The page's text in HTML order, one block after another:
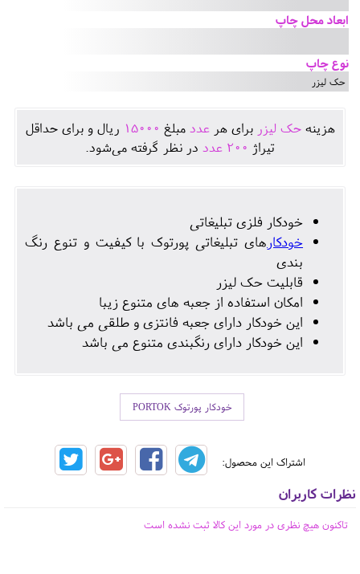
ابعاد محل چاپ
نوع چاپ
حک لیزر
هزينهحک لیزر برای هرعدد مبلغ 15000 ريال و برای حداقل
تيراژ 200 عدد در نظر گرفته می‌شود.
خودکار فلزی تبلیغاتی
خودکار های تبلیغاتی پورتوک با کیفیت و تنوع رنگ
بندی
قابلیت حک لیزر
امکان استفاده از جعبه های متنوع زیبا
این خودکار دارای جعبه فانتزی و طلقی می باشد
این خودکار دارای رنگبندی متنوع می باشد
خودکار پورتوک PORTOK
اشتراک این محصول:
نظرات کاربران
تاکنون هیچ نظری در مورد این کالا ثبت نشده است